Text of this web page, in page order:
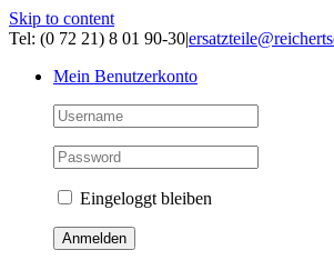
Skip to content
Tel: (0 72 21) 8 01 90-30|
Mein Benutzerkonto
Eingeloggt bleiben